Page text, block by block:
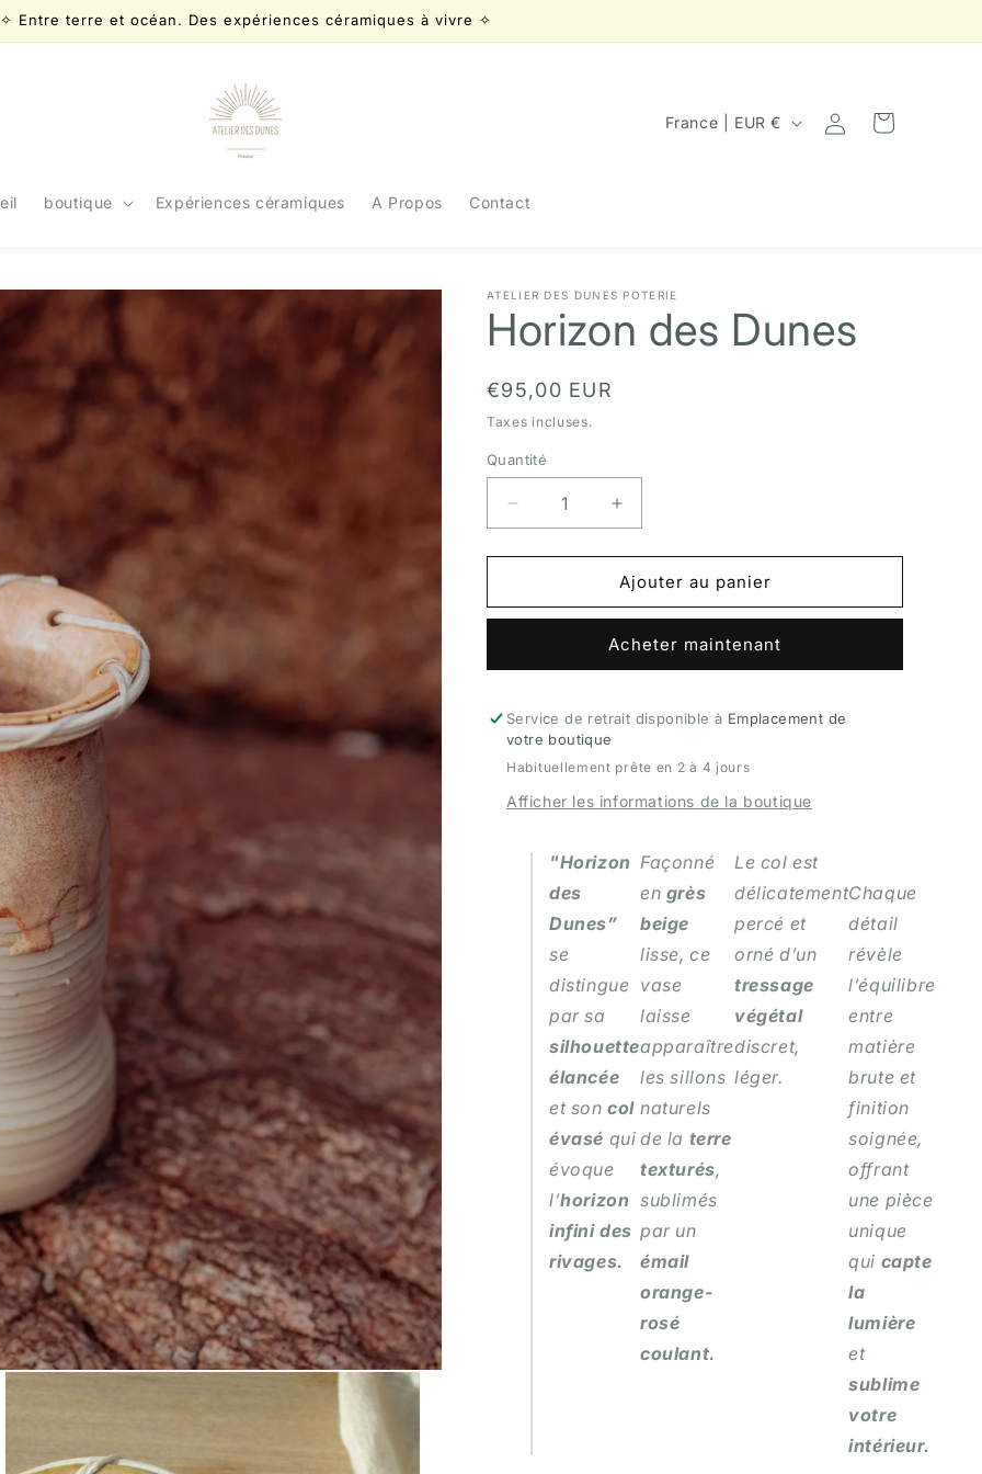
✧ Entre terre et océan. Des expériences céramiques à vivre ✧
boutique Expériences céramiques A Propos Contact
P
r
é
g
France | EUR € ConnexionPanier
ATELIER DES DUNES POTERIE
Horizon des Dunes
Prix
habituel
€95,00 EUR
Taxes incluses.
Quantité
Réduire
la
quantité
Horizon
Augmenter
la
quantité
de
Horizon
Dunes
Ajouter au panier
Acheter maintenant
Service de retrait disponible à Emplacement de
votre boutique
Habituellement prête en 2 à 4 jours
Afficher les informations de la boutique
"Horizon
des
Dunes”
se
distingue
par sa
silhouette
élancée
et soncol
évasé qui
évoque
l’horizon
infini des
rivages.
Façonné
en grès
beige
lisse, ce
vase
laisse
apparaître
les sillons
naturels
de la terre
texturés,
sublimés
par un
émail
orange-
rosé
coulant.
Le col est
délicatement
percé et
orné d’un
tressage
végétal
discret,
léger.
Chaque
détail
révèle
l’équilibre
entre
matière
brute et
finition
soignée,
offrant
une pièce
unique
qui capte
la
lumière
et
sublime
votre
intérieur.